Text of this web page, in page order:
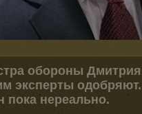
обороны
эксперты
пока нереально.